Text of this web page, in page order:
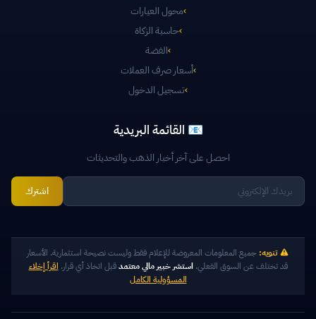
›محول العيارات
›حاسبة الزكاة
›الفضة
›أسعار صرف العملات
›تسجيل الدخول
📧 القائمة البريدية
احصل على آخر أخبار الذهب والتحديثات
اشترك
تنويه: جميع المعلومات المعروضة للإعلام فقط وليست نصيحة استثمارية. الأسعار
قد تختلف عن السوق الفعلي.استشر خبير مالي معتمدقبل اتخاذ أي قرار. اقرأ إخلاء
المسؤولية الكامل